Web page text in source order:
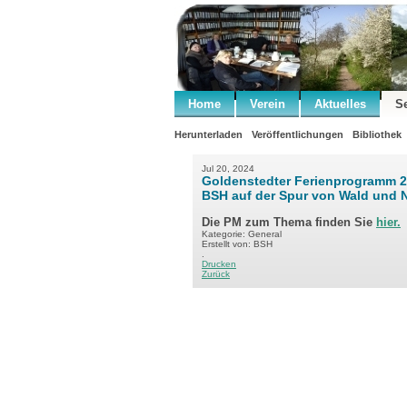
Home Verein Aktuelles
Herunterladen Veröffentlichungen Bibliothek
Jul 20, 2024
Goldenstedter Ferienprogramm
BSH auf der Spur von Wald und
Die PM zum Thema finden Sie hier.
Kategorie: General
Erstellt von: BSH
Drucken
Zurück